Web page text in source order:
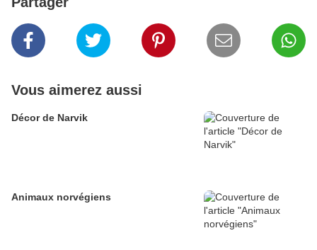
Vous aimerez aussi
Décor de Narvik
Animaux norvégiens